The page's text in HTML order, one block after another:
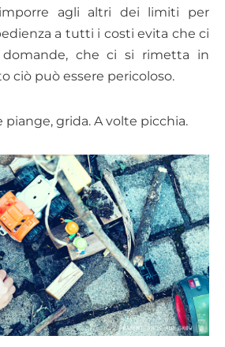
agli altri dei limiti per
a tutti i costi evita che ci
che ci si rimetta in
ciò può essere pericoloso.
grida. A volte picchia.